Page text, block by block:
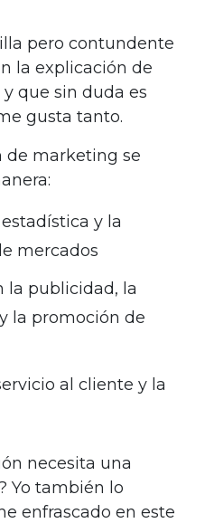
pero contundente
la explicación de
y que sin duda es
gusta tanto.
de marketing se
y la
mercados
la publicidad, la
la promoción de
al cliente y la
necesita una
Yo también lo
enfrascado en este